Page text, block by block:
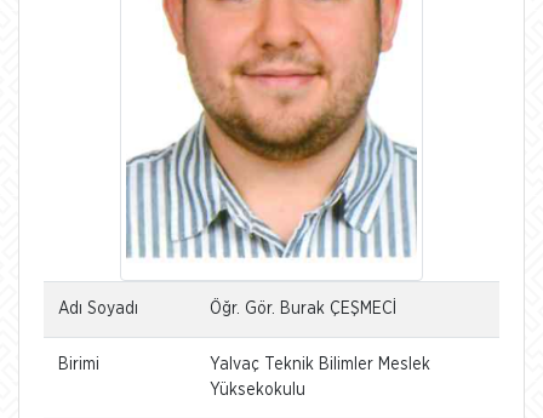
Adı Soyadı Öğr. Gör. Burak ÇEŞMECİ
Birimi
Yalvaç Teknik Bilimler Meslek
Yüksekokulu